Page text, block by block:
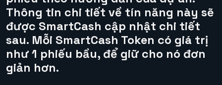
Thông tin chi tiết về tín năng này sẽ
được SmartCash cập nhật chi tiết
sau. Mỗi SmartCash Token có giá trị
như 1 phiếu bầu, để giữ cho nó đơn
giản hơn.